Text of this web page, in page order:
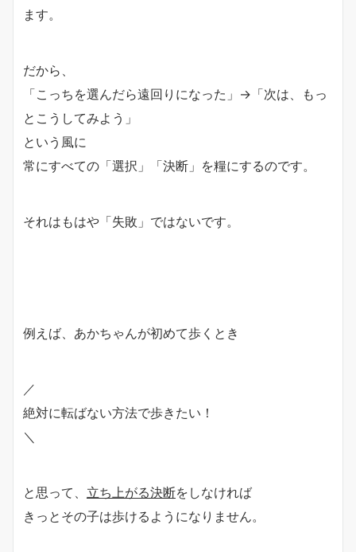
ます。
だから、
「こっちを選んだら遠回りになった」→「次は、もっ
とこうしてみよう」
という風に
常にすべての「選択」「決断」を糧にするのです。
それはもはや「失敗」ではないです。
例えば、あかちゃんが初めて歩くとき
／
絶対に転ばない方法で歩きたい！
＼
と思って、 立ち上がる決断をしなければ
きっとその子は歩けるようになりません。